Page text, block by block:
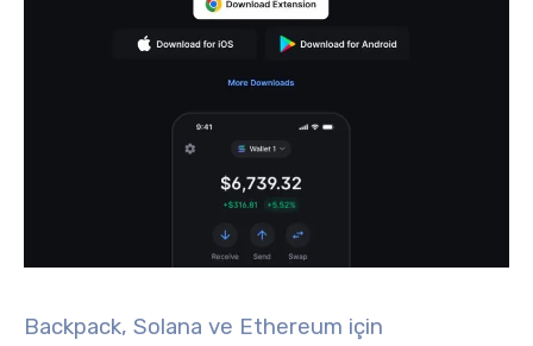
Backpack, Solana ve Ethereum için